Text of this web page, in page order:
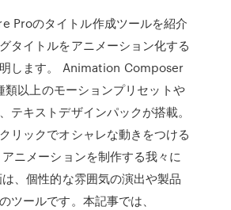
Proのタイトル作成ツールを紹介
タイトルをアニメーション化する
します。 Animation Composer
類以上のモーションプリセットや
テキストデザインパックが搭載。
リックでオシャレな動きをつける
ニメーションを制作する我々に
、個性的な雰囲気の演出や製品
ツールです。本記事では、